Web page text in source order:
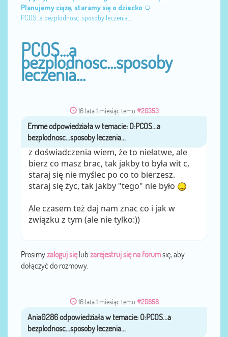
Planujemy ciążę, staramy się o dziecko
PCOS...a bezplodnosc...sposoby leczenia...
PCOS...a
bezplodnosc...sposoby
leczenia...
16 lata 1 miesiąc temu #20353
przezEmme
z doświadczenia wiem, że to niełatwe, ale
bierz co masz brac, tak jakby to była wit c,
staraj się nie myślec po co to bierzesz.
staraj się życ, tak jakby "tego" nie było
Ale czasem też daj nam znac co i jak w
związku z tym (ale nie tylko:))
Prosimyzaloguj sięlub zarejestruj się na forumsię, aby
dołączyć do rozmowy.
16 lata 1 miesiąc temu #20858
przezAnia0286